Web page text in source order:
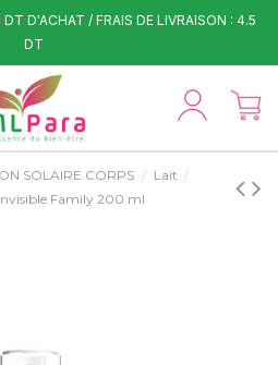
D'ACHAT / FRAIS DE LIVRAISON : 4.5
DT
SOLAIRE CORPS
Lait
Family 200 ml